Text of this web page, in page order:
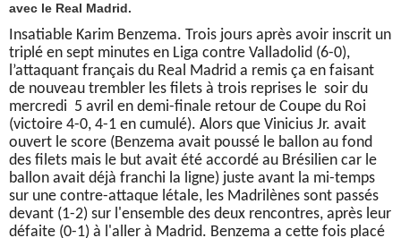
avec le Real Madrid.
Insatiable Karim Benzema. Trois jours après avoir inscrit un
triplé en sept minutes en Liga contre Valladolid (6-0),
l’attaquant français du Real Madrid a remis ça en faisant
de nouveau trembler les filets à trois reprises le soir du
mercredi 5 avril en demi-finale retour de Coupe du Roi
(victoire 4-0, 4-1 en cumulé). Alors que Vinicius Jr. avait
ouvert le score (Benzema avait poussé le ballon au fond
des filets mais le but avait été accordé au Brésilien car le
ballon avait déjà franchi la ligne) juste avant la mi-temps
sur une contre-attaque létale, les Madrilènes sont passés
devant (1-2) sur l'ensemble des deux rencontres, après leur
défaite (0-1) à l'aller à Madrid. Benzema a cette fois placé